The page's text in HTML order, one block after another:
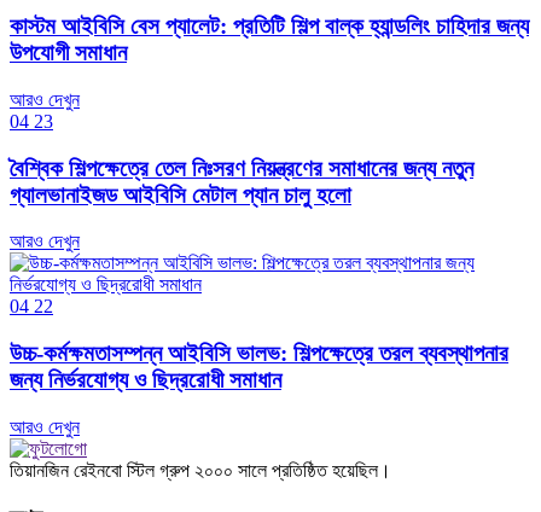
কাস্টম আইবিসি বেস প্যালেট: প্রতিটি শিল্প বাল্ক হ্যান্ডলিং চাহিদার জন্য
উপযোগী সমাধান
আরও দেখুন
04 23
বৈশ্বিক শিল্পক্ষেত্রে তেল নিঃসরণ নিয়ন্ত্রণের সমাধানের জন্য নতুন
গ্যালভানাইজড আইবিসি মেটাল প্যান চালু হলো
আরও দেখুন
04 22
উচ্চ-কর্মক্ষমতাসম্পন্ন আইবিসি ভালভ: শিল্পক্ষেত্রে তরল ব্যবস্থাপনার
জন্য নির্ভরযোগ্য ও ছিদ্ররোধী সমাধান
আরও দেখুন
তিয়ানজিন রেইনবো স্টিল গ্রুপ ২০০০ সালে প্রতিষ্ঠিত হয়েছিল।